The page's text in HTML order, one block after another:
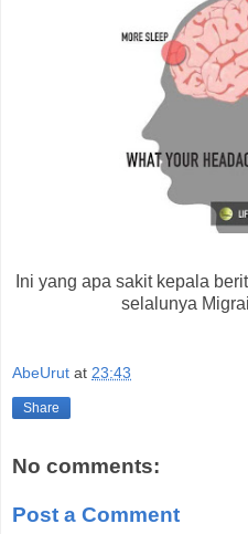
Ini yang apa sakit kepala
selalunya
AbeUrut at 23:43
Share
No comments:
Post a Comment